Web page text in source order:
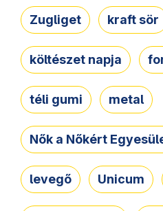
Zugliget kraft sör
költészet napja
téli gumi metal
Nők a Nőkért
levegő Unicum